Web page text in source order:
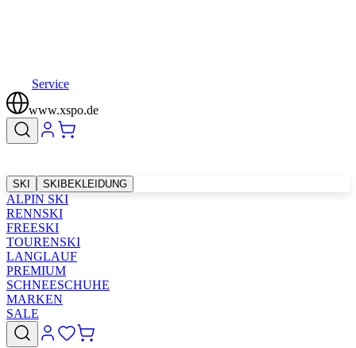
Service
www.xspo.de
SKI SKIBEKLEIDUNG
ALPIN SKI
RENNSKI
FREESKI
TOURENSKI
LANGLAUF
PREMIUM
SCHNEESCHUHE
MARKEN
SALE